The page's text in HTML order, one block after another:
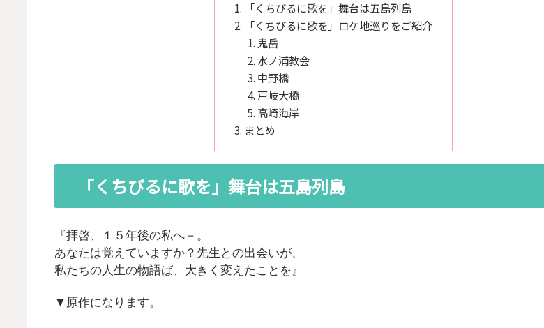
「くちびるに歌を」舞台は五島列島
「くちびるに歌を」ロケ地巡りをご紹介
鬼岳
水ノ浦教会
中野橋
戸岐大橋
高崎海岸
まとめ
「くちびるに歌を」舞台は五島列島
『拝啓、１５年後の私へ－。
あなたは覚えていますか？先生との出会いが、
私たちの人生の物語ば、大きく変えたことを』
▼原作になります。